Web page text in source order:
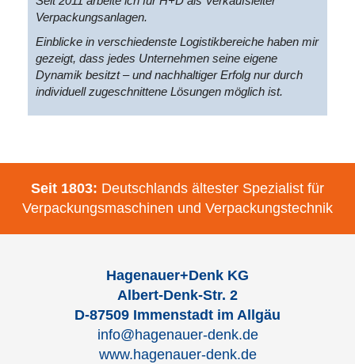
Verpackungsanlagen.
Einblicke in verschiedenste Logistikbereiche haben mir
gezeigt, dass jedes Unternehmen seine eigene
Dynamik besitzt – und nachhaltiger Erfolg nur durch
individuell zugeschnittene Lösungen möglich ist.
Seit 1803: Deutschlands ältester Spezialist für
Verpackungsmaschinen und Verpackungstechnik
Hagenauer+Denk KG
Albert-Denk-Str. 2
D-87509 Immenstadt im Allgäu
info@hagenauer-denk.de
www.hagenauer-denk.de